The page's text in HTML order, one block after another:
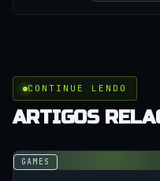
CONTINUE LENDO
ARTIGOS
GAMES